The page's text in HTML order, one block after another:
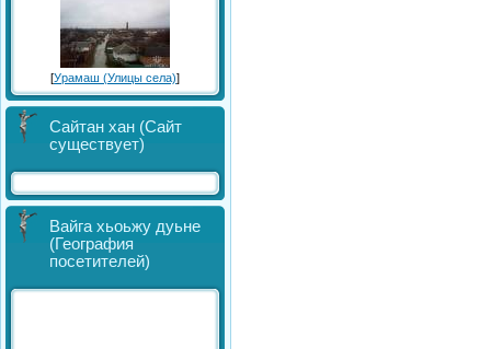
[Урамаш (Улицы села)]
Сайтан хан (Сайт
существует)
Вайга хьоьжу дуьне
(География
посетителей)